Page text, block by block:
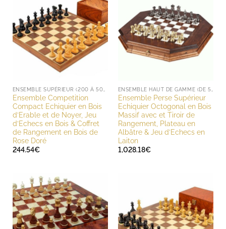
Ensemble Competition
Compact Echiquier en Bois
d’Erable et de Noyer, Jeu
d’Echecs en Bois & Coffret
de Rangement en Bois de
Rose Doré
244.54€
Ensemble Perse Supérieur
Echiquier Octogonal en Bois
Massif avec et Tiroir de
Rangement, Plateau en
Albâtre & Jeu d’Echecs en
Laiton
1,028.18€